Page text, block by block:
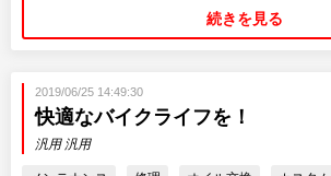
続きを見る
2019/06/25 14:49:30
快適なバイクライフを！
汎用 汎用